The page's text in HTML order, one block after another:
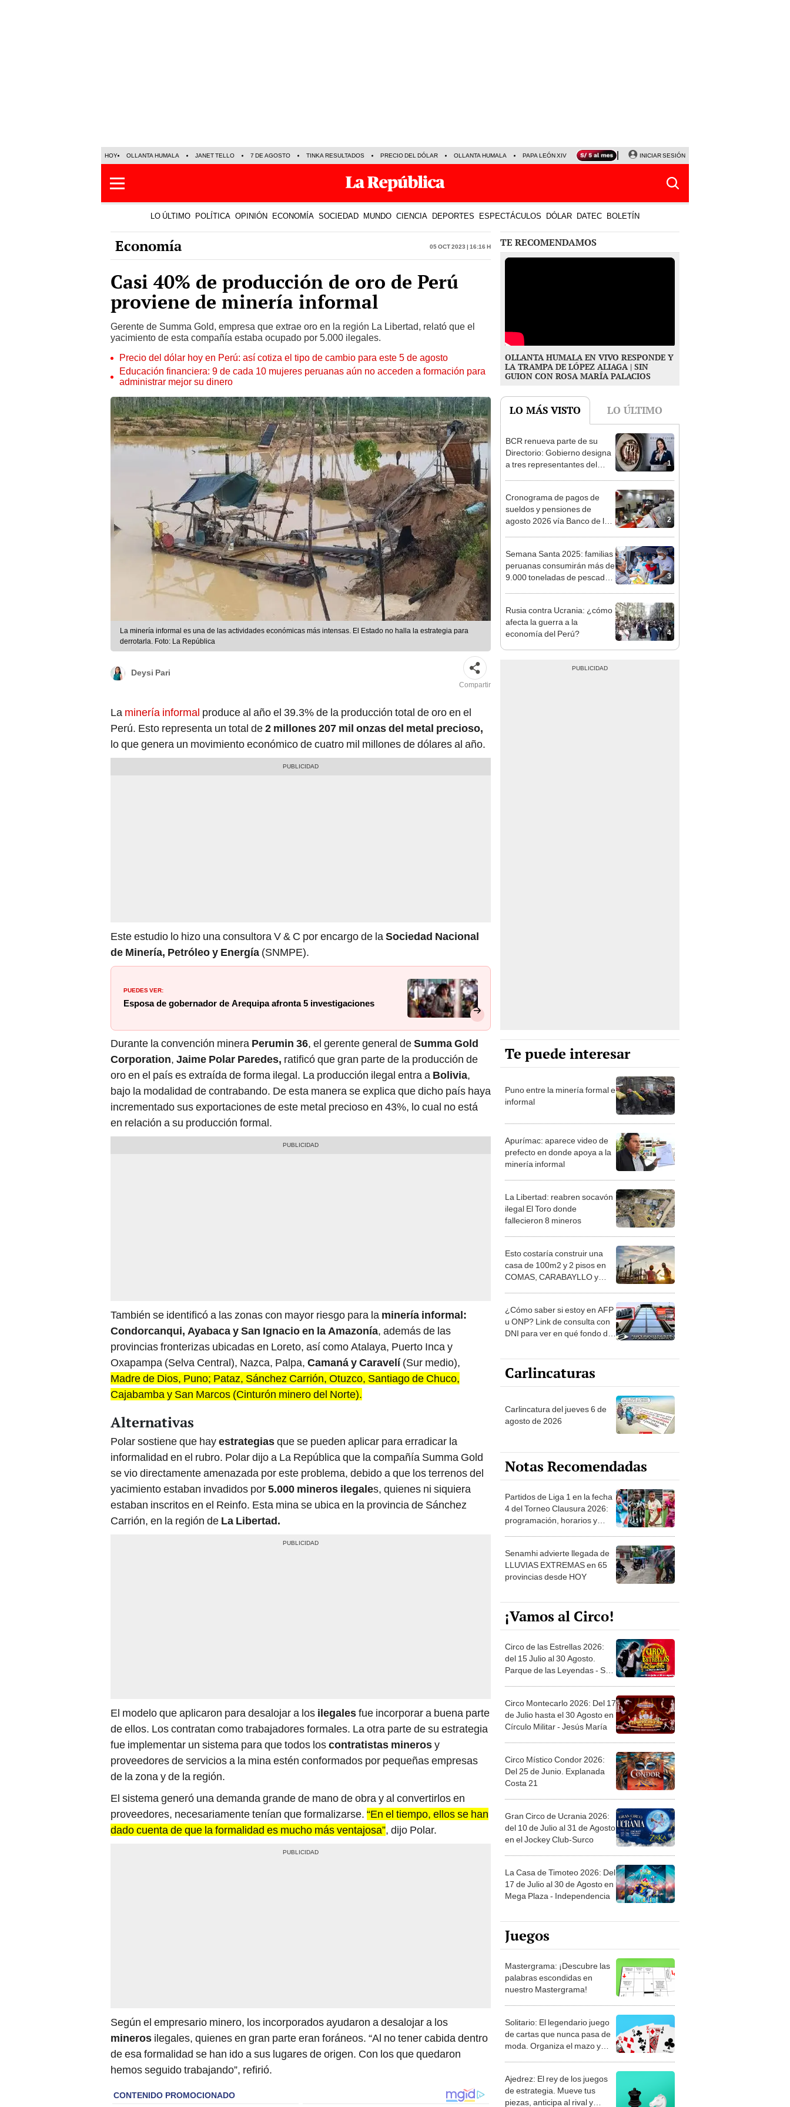
HOY OLLANTA HUMALA JANET TELLO 7 DE AGOSTO TINKA RESULTADOS PRECIO DEL DÓLAR OLLANTA HUMALA PAPA LEÓN XIV NALDY SALDAÑA LA BELLA LUZ
INICIAR SESIÓN
LO ÚLTIMO POLÍTICA OPINIÓN ECONOMÍA SOCIEDAD MUNDO CIENCIA DEPORTES ESPECTÁCULOS DÓLAR DATEC BOLETÍN
Economía 05 Oct 2023 | 16:16 h
Casi 40% de producción de oro de Perú
proviene de minería informal
Gerente de Summa Gold, empresa que extrae oro en la región La Libertad, relató que el
yacimiento de esta compañía estaba ocupado por 5.000 ilegales.
Precio del dólar hoy en Perú: así cotiza el tipo de cambio para este 5 de agosto
Educación financiera: 9 de cada 10 mujeres peruanas aún no acceden a formación para
administrar mejor su dinero
La minería informal es una de las actividades económicas más intensas. El Estado no halla la estrategia para
derrotarla. Foto: La República
Deysi Pari
Compartir
La minería informal produce al año el 39.3% de la producción total de oro en el
Perú. Esto representa un total de2 millones 207 mil onzas del metal precioso,
lo que genera un movimiento económico de cuatro mil millones de dólares al año.
Este estudio lo hizo una consultora V & C por encargo de laSociedad Nacional
de Minería, Petróleo y Energía (SNMPE).
PUEDES VER:
Esposa de gobernador de Arequipa afronta 5 investigaciones
Durante la convención minera Perumin 36, el gerente general deSumma Gold
Corporation, Jaime Polar Paredes, ratificó que gran parte de la producción de
oro en el país es extraída de forma ilegal. La producción ilegal entra a Bolivia,
bajo la modalidad de contrabando. De esta manera se explica que dicho país haya
incrementado sus exportaciones de este metal precioso en 43%, lo cual no está
en relación a su producción formal.
También se identificó a las zonas con mayor riesgo para la minería informal:
Condorcanqui, Ayabaca y San Ignacio en la Amazonía, además de las
provincias fronterizas ubicadas en Loreto, así como Atalaya, Puerto Inca y
Oxapampa (Selva Central), Nazca, Palpa, Camaná y Caravelí(Sur medio),
Madre de Dios, Puno; Pataz, Sánchez Carrión, Otuzco, Santiago de Chuco,
Cajabamba y San Marcos (Cinturón minero del Norte).
Alternativas
Polar sostiene que hayestrategiasque se pueden aplicar para erradicar la
informalidad en el rubro. Polar dijo a La República que la compañía Summa Gold
se vio directamente amenazada por este problema, debido a que los terrenos del
yacimiento estaban invadidos por5.000 mineros ilegales, quienes ni siquiera
estaban inscritos en el Reinfo. Esta mina se ubica en la provincia de Sánchez
Carrión, en la región de La Libertad.
El modelo que aplicaron para desalojar a los ilegalesfue incorporar a buena parte
de ellos. Los contratan como trabajadores formales. La otra parte de su estrategia
fue implementar un sistema para que todos loscontratistas minerosy
proveedores de servicios a la mina estén conformados por pequeñas empresas
de la zona y de la región.
El sistema generó una demanda grande de mano de obra y al convertirlos en
proveedores, necesariamente tenían que formalizarse. “En el tiempo, ellos se han
dado cuenta de que la formalidad es mucho más ventajosa”, dijo Polar.
Según el empresario minero, los incorporados ayudaron a desalojar a los
mineros ilegales, quienes en gran parte eran foráneos. “Al no tener cabida dentro
de esa formalidad se han ido a sus lugares de origen. Con los que quedaron
hemos seguido trabajando”, refirió.
TE RECOMENDAMOS
OLLANTA HUMALA EN VIVO RESPONDE Y
LA TRAMPA DE LÓPEZ ALIAGA | SIN
GUION CON ROSA MARÍA PALACIOS
LO MÁS VISTO LO ÚLTIMO
1
BCR renueva parte de su
Directorio: Gobierno designa
a tres representantes del
2
Cronograma de pagos de
sueldos y pensiones de
agosto 2026 vía Banco de la
3
Semana Santa 2025: familias
peruanas consumirán más de
9.000 toneladas de pescado
4
Rusia contra Ucrania: ¿cómo
afecta la guerra a la
economía del Perú?
Te puede interesar
Puno entre la minería formal e
informal
Apurímac: aparece video de
prefecto en donde apoya a la
minería informal
La Libertad: reabren socavón
ilegal El Toro donde
fallecieron 8 mineros
Esto costaría construir una
casa de 100m2 y 2 pisos en
COMAS, CARABAYLLO y
¿Cómo saber si estoy en AFP
u ONP? Link de consulta con
DNI para ver en qué fondo de
Carlincaturas
Carlincatura del jueves 6 de
agosto de 2026
Notas Recomendadas
Partidos de Liga 1 en la fecha
4 del Torneo Clausura 2026:
programación, horarios y
Senamhi advierte llegada de
LLUVIAS EXTREMAS en 65
provincias desde HOY
¡Vamos al Circo!
Circo de las Estrellas 2026:
del 15 Julio al 30 Agosto.
Parque de las Leyendas - San
Circo Montecarlo 2026: Del 17
de Julio hasta el 30 Agosto en
Círculo Militar - Jesús María
Circo Místico Condor 2026:
Del 25 de Junio. Explanada
Costa 21
Gran Circo de Ucrania 2026:
del 10 de Julio al 31 de Agosto
en el Jockey Club-Surco
La Casa de Timoteo 2026: Del
17 de Julio al 30 de Agosto en
Mega Plaza - Independencia
Juegos
Mastergrama: ¡Descubre las
palabras escondidas en
nuestro Mastergrama!
Solitario: El legendario juego
de cartas que nunca pasa de
moda. Organiza el mazo y
Ajedrez: El rey de los juegos
de estrategia. Mueve tus
piezas, anticipa al rival y